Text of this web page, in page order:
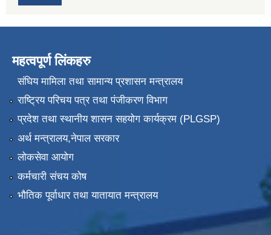
महत्वपूर्ण लिंकहरु
संघिय मामिला तथा सामान्य प्रशासन मन्त्रालय
राष्ट्रिय परिचय पत्र तथा पंजीकरण विभाग
प्रदेश तथा स्थानीय शासन सहयोग कार्यक्रम (PLGSP)
अर्थ मन्त्रालय,नेपाल सरकार
लोकसेवा आयोग
कर्मचारी संचय कोष
भौतिक पूर्वाधार तथा यातायात मन्त्रालय